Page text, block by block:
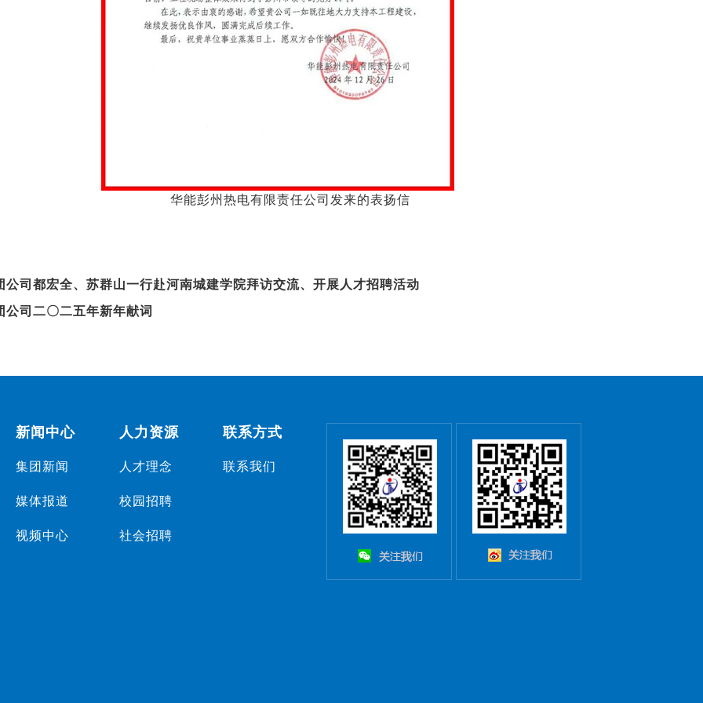
华能彭州热电有限责任公司发来的表扬信
公司都宏全、苏群山一行赴河南城建学院拜访交流、开展人才招聘活动
公司二〇二五年新年献词
新闻中心
集团新闻
媒体报道
视频中心
人力资源
人才理念
校园招聘
社会招聘
联系方式
联系我们